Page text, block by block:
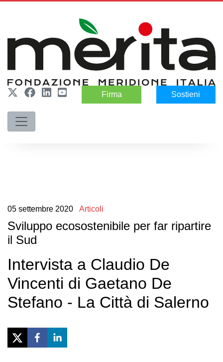
Firma Sostieni
05 settembre 2020 Articoli
Sviluppo ecosostenibile per far ripartire
il Sud
Intervista a Claudio De
Vincenti di Gaetano De
Stefano - La Città di Salerno